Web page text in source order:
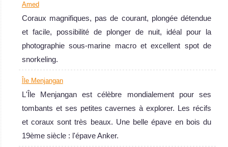
poissons mais
aussi pour la
plongée Macro.
épave
intéressantes
ainsi que des
Amed
Coraux magnifiques, pas de courant, plongée détendue
et facile, possibilité de plonger de nuit, idéal pour la
photographie sous-marine macro et excellent spot de
snorkeling.
Île Menjangan
L'Île Menjangan est célèbre mondialement pour ses
tombants et ses petites cavernes à explorer. Les récifs
et coraux sont très beaux. Une belle épave en bois du
19ème siècle : l'épave Anker.